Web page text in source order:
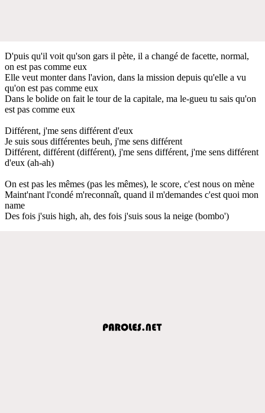
D'puis qu'il voit qu'son gars il pète, il a changé de facette, normal,
on est pas comme eux
Elle veut monter dans l'avion, dans la mission depuis qu'elle a vu
qu'on est pas comme eux
Dans le bolide on fait le tour de la capitale, ma le-gueu tu sais qu'on
est pas comme eux
Différent, j'me sens différent d'eux
Je suis sous différentes beuh, j'me sens différent
Différent, différent (différent), j'me sens différent, j'me sens différent
d'eux (ah-ah)
On est pas les mêmes (pas les mêmes), le score, c'est nous on mène
Maint'nant l'condé m'reconnaît, quand il m'demandes c'est quoi mon
name
Des fois j'suis high, ah, des fois j'suis sous la neige (bombo')